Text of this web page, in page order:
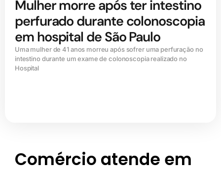
Mulher morre após ter intestino
perfurado durante colonoscopia
em hospital de São Paulo
Uma mulher de 41 anos morreu após sofrer uma perfuração no
intestino durante um exame de colonoscopia realizado no
Hospital
Comércio atende em